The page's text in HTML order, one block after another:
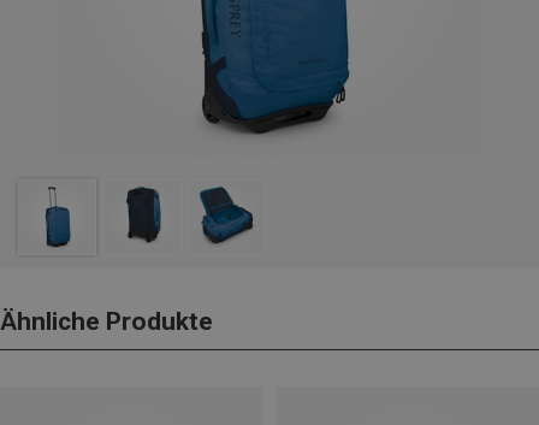
Ähnliche Produkte